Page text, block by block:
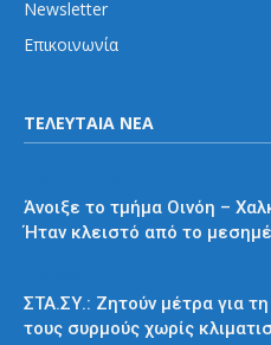
Newsletter
Επικοινωνία
ΤΕΛΕΥΤΑΙΑ ΝΕΑ
Άνοιξε το τμήμα Οινόη –
Ήταν κλειστό από το
ΣΤΑ.ΣΥ.: Ζητούν μέτρα για
τους συρμούς χωρίς